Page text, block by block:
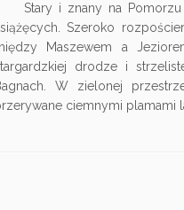
Stary i znany na Pomorzu
Szeroko
Maszewem a
drodze i
W zielonej
ciemnymi plamami